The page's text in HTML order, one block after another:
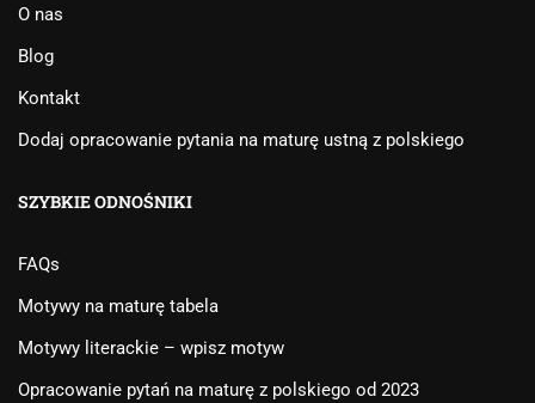
O nas
Blog
Kontakt
Dodaj opracowanie pytania na maturę ustną z polskiego
SZYBKIE ODNOŚNIKI
FAQs
Motywy na maturę tabela
Motywy literackie – wpisz motyw
Opracowanie pytań na maturę z polskiego od 2023